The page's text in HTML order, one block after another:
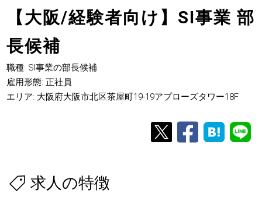
【大阪/経験者向け】SI事業 部
長候補
職種: SI事業の部長候補
雇用形態: 正社員
エリア: 大阪府大阪市北区茶屋町19-19アプローズタワー18F
求人の特徴